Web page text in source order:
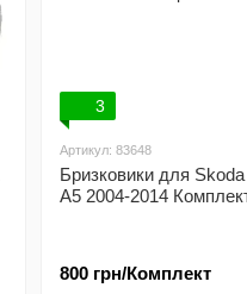
3
Артикул: 83648
Бризковики для
A5 2004-2014
800 грн/Комплект